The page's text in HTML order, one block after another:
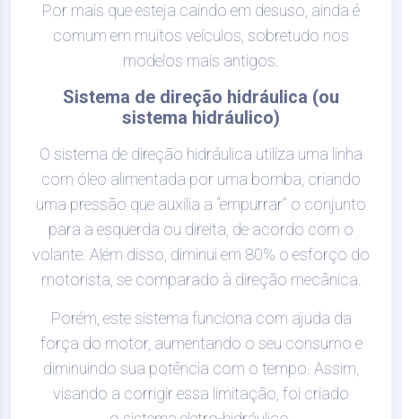
Por mais que esteja caindo em desuso, ainda é
comum em muitos veículos, sobretudo nos
modelos mais antigos.
Sistema de direção hidráulica (ou
sistema hidráulico)
O sistema de direção hidráulica utiliza uma linha
com óleo alimentada por uma bomba, criando
uma pressão que auxilia a “empurrar” o conjunto
para a esquerda ou direita, de acordo com o
volante. Além disso, diminui em 80% o esforço do
motorista, se comparado à direção mecânica.
Porém, este sistema funciona com ajuda da
força do motor, aumentando o seu consumo e
diminuindo sua potência com o tempo. Assim,
visando a corrigir essa limitação, foi criado